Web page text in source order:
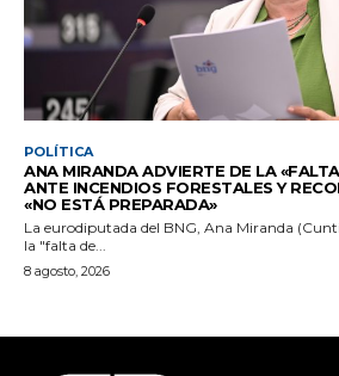
POLÍTICA
ANA MIRANDA ADVIERTE DE LA
ANTE INCENDIOS FORESTALES Y
«NO ESTÁ PREPARADA»
La eurodiputada del BNG, Ana Miranda
la "falta de...
8 agosto, 2026